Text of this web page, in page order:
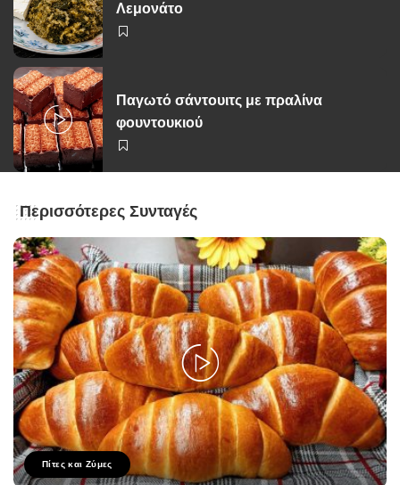
Λεμονάτο
Παγωτό σάντουιτς με πραλίνα
φουντουκιού
Περισσότερες Συνταγές
Πίτες και Ζύμες